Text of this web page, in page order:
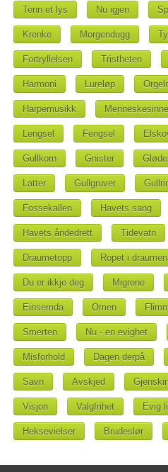
Tenn et lys Nu igjen
Krenke Morgendugg
Fortryllelsen Tristheten
Harmoni Lureløp
Harpemusikk
Lengsel Fengsel
Gullkorn Gnister
Latter Gullgruver
Fossekallen Havets sang
Havets åndedrett Tidevatn
Draumetopp Ropet i draumen
Du er ikkje deg Migrene
Einsemda Omen
Smerten Nu - en evighet
Misforhold Dagen derpå
Savn Avskjed
Visjon Valgfrihet Evig
Heksevielser Brudeslør